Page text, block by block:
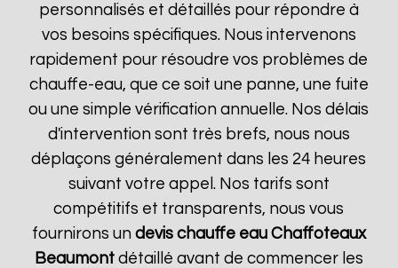
personnalisés et détaillés pour répondre à
vos besoins spécifiques. Nous intervenons
rapidement pour résoudre vos problèmes de
chauffe-eau, que ce soit une panne, une fuite
ou une simple vérification annuelle. Nos délais
d'intervention sont très brefs, nous nous
déplaçons généralement dans les 24 heures
suivant votre appel. Nos tarifs sont
compétitifs et transparents, nous vous
fournirons un devis chauffe eau Chaffoteaux
Beaumontdétaillé avant de commencer les